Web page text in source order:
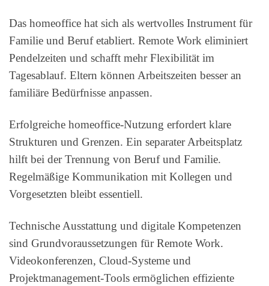
Das homeoffice hat sich als wertvolles Instrument für
Familie und Beruf etabliert. Remote Work eliminiert
Pendelzeiten und schafft mehr Flexibilität im
Tagesablauf. Eltern können Arbeitszeiten besser an
familiäre Bedürfnisse anpassen.
Erfolgreiche homeoffice-Nutzung erfordert klare
Strukturen und Grenzen. Ein separater Arbeitsplatz
hilft bei der Trennung von Beruf und Familie.
Regelmäßige Kommunikation mit Kollegen und
Vorgesetzten bleibt essentiell.
Technische Ausstattung und digitale Kompetenzen
sind Grundvoraussetzungen für Remote Work.
Videokonferenzen, Cloud-Systeme und
Projektmanagement-Tools ermöglichen effiziente